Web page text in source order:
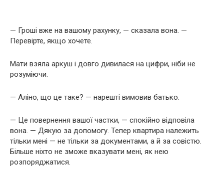
— Гроші вже на вашому рахунку, — сказала вона. —
Перевірте, якщо хочете.
Мати взяла аркуш і довго дивилася на цифри, ніби не
розуміючи.
— Аліно, що це таке? — нарешті вимовив батько.
— Це повернення вашої частки, — спокійно відповіла
вона. — Дякую за допомогу. Тепер квартира належить
тільки мені — не тільки за документами, а й за совістю.
Більше ніхто не зможе вказувати мені, як нею
розпоряджатися.